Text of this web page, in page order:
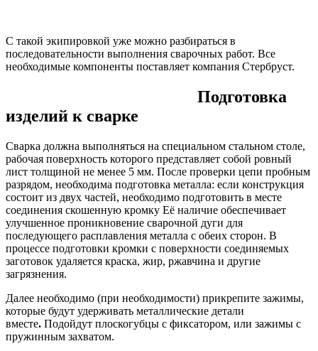
С такой экипировкой уже можно разбираться в
последовательности выполнения сварочных работ. Все
необходимые компоненты поставляет компания Стербруст.
Подготовка
изделий к сварке
Сварка должна выполняться на специальном стальном столе,
рабочая поверхность которого представляет собой ровный
лист толщиной не менее 5 мм. После проверки цепи пробным
разрядом, необходима подготовка металла: если конструкция
состоит из двух частей, необходимо подготовить в месте
соединения скошенную кромку Её наличие обеспечивает
улучшенное проникновение сварочной дуги для
последующего расплавления металла с обеих сторон. В
процессе подготовки кромки с поверхности соединяемых
заготовок удаляется краска, жир, ржавчина и другие
загрязнения.
Далее необходимо (при необходимости) прикрепите зажимы,
которые будут удерживать металлические детали
вместе. Подойдут плоскогубцы с фиксатором, или зажимы с
пружинным захватом.